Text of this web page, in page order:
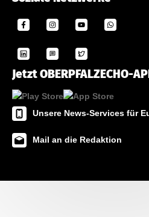
Jetzt OBERPFALZECHO-
Unsere News-Services für
Mail an die Redaktion